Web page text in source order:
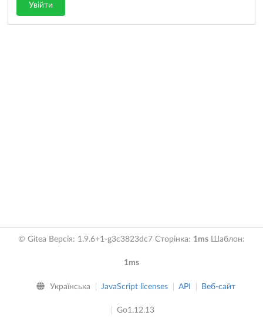
Увійти
© Gitea Версія: 1.9.6+1-g3c3823dc7 Сторінка: 1ms Шаблон:
1ms
Українська JavaScript licenses API Веб-сайт
Go1.12.13